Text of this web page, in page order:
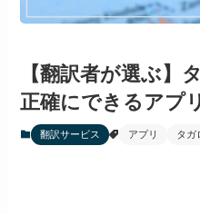
【翻訳者が選ぶ】
正確にできるアプ
翻訳サービス アプリ タガ